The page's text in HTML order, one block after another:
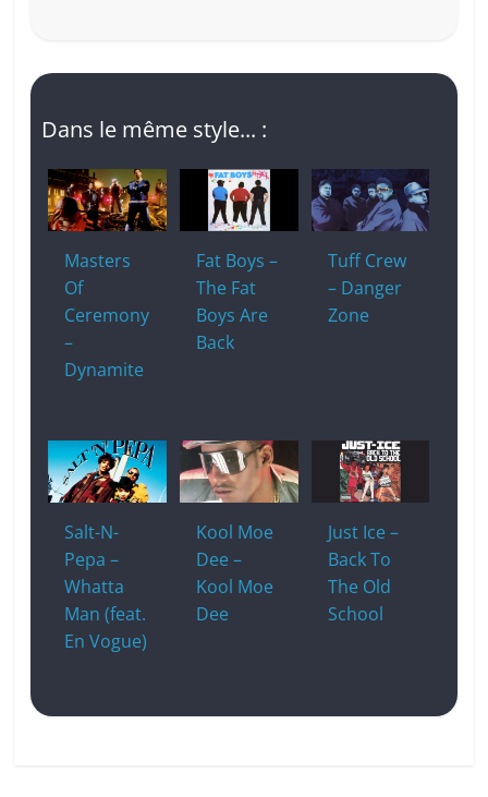
Dans le même style... :
Masters
Of
Ceremony
–
Dynamite
Fat Boys –
The Fat
Boys Are
Back
Tuff Crew
– Danger
Zone
Salt-N-
Pepa –
Whatta
Man (feat.
En Vogue)
Kool Moe
Dee –
Kool Moe
Dee
Just Ice –
Back To
The Old
School